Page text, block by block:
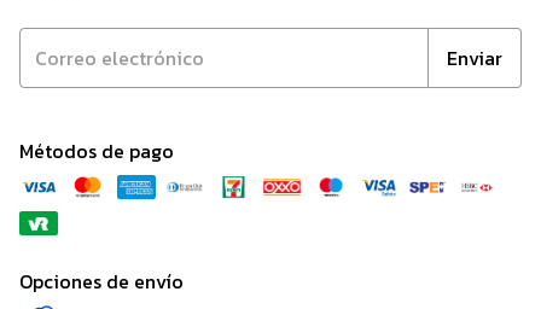
Métodos de pago
Opciones de envío